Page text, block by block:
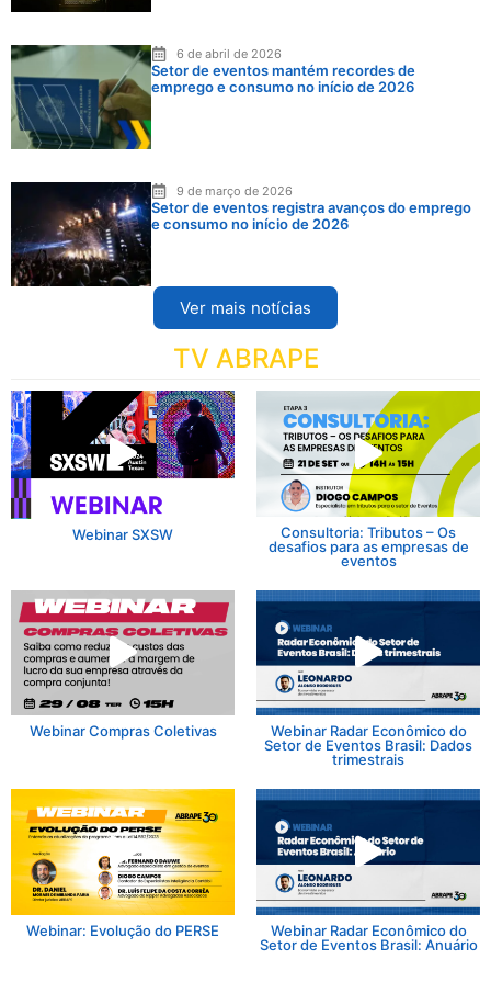
6 de abril de 2026
Setor de eventos mantém recordes de
emprego e consumo no início de 2026
9 de março de 2026
Setor de eventos registra avanços do emprego
e consumo no início de 2026
Ver mais notícias
TV ABRAPE
Webinar SXSW
Consultoria: Tributos – Os
desafios para as empresas de
eventos
Webinar Compras Coletivas
Webinar Radar Econômico do
Setor de Eventos Brasil: Dados
trimestrais
Webinar: Evolução do PERSE
Webinar Radar Econômico do
Setor de Eventos Brasil: Anuário